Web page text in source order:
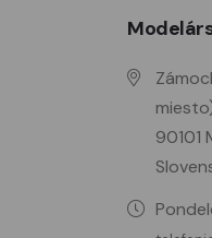
90101